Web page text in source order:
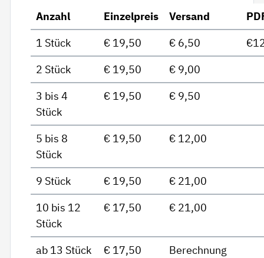
Anzahl Einzelpreis Versand
1 Stück
€ 19,50 € 6,50
2 Stück
€ 19,50
€ 9,00
3 bis 4
Stück
€ 19,50 € 9,50
5 bis 8
Stück
€ 19,50 € 12,00
9 Stück € 19,50
€ 21,00
10 bis 12
Stück
€ 17,50 € 21,00
ab 13 Stück € 17,50
Berechnung